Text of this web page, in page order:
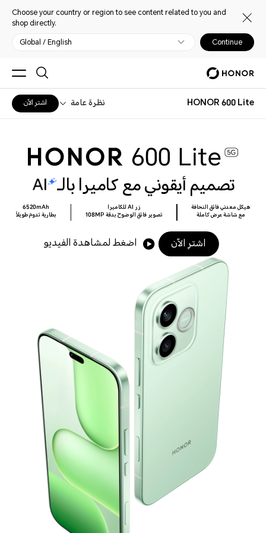
Choose your country or region to see content related to you and
shop directly.
Global / English Continue
HONOR 600 Lite نظرة عامة اشترِ الآن
تصميم أيقوني مع كاميرا بالـ
هيكل معدني فائق النحافة
مع شاشة عرض كاملة
زر AI للكاميرا
تصوير فائق الوضوح بدقة 108MP
6520mAh
بطارية تدوم طويلاً
اشترِ الآن اضغط لمشاهدة الفيديو